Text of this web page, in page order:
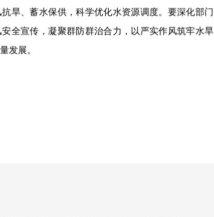
旱、蓄水保供，科学优化水资源调度。要深化部门
全宣传，凝聚群防群治合力，以严实作风筑牢水旱
发展。